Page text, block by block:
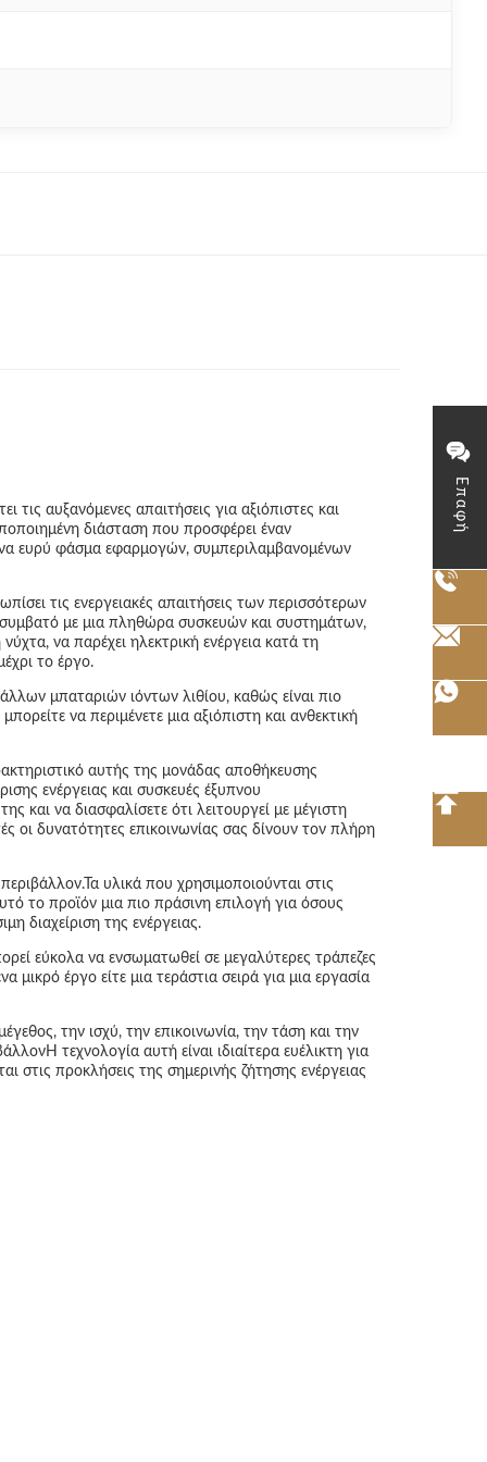
Επαφή
αυξανόμενες απαιτήσεις για αξιόπιστες και
διάσταση που προσφέρει έναν
ευρύ φάσμα εφαρμογών, συμπεριλαμβανομένων
τις ενεργειακές απαιτήσεις των περισσότερων
με μια πληθώρα συσκευών και συστημάτων,
να παρέχει ηλεκτρική ενέργεια κατά τη
το έργο.
μπαταριών ιόντων λιθίου, καθώς είναι πιο
να περιμένετε μια αξιόπιστη και ανθεκτική
αυτής της μονάδας αποθήκευσης
ενέργειας και συσκευές έξυπνου
και να διασφαλίσετε ότι λειτουργεί με μέγιστη
οι δυνατότητες επικοινωνίας σας δίνουν τον πλήρη
υλικά που χρησιμοποιούνται στις
το προϊόν μια πιο πράσινη επιλογή για όσους
διαχείριση της ενέργειας.
εύκολα να ενσωματωθεί σε μεγαλύτερες τράπεζες
μικρό έργο είτε μια τεράστια σειρά για μια εργασία
την ισχύ, την επικοινωνία, την τάση και την
τεχνολογία αυτή είναι ιδιαίτερα ευέλικτη για
στις προκλήσεις της σημερινής ζήτησης ενέργειας